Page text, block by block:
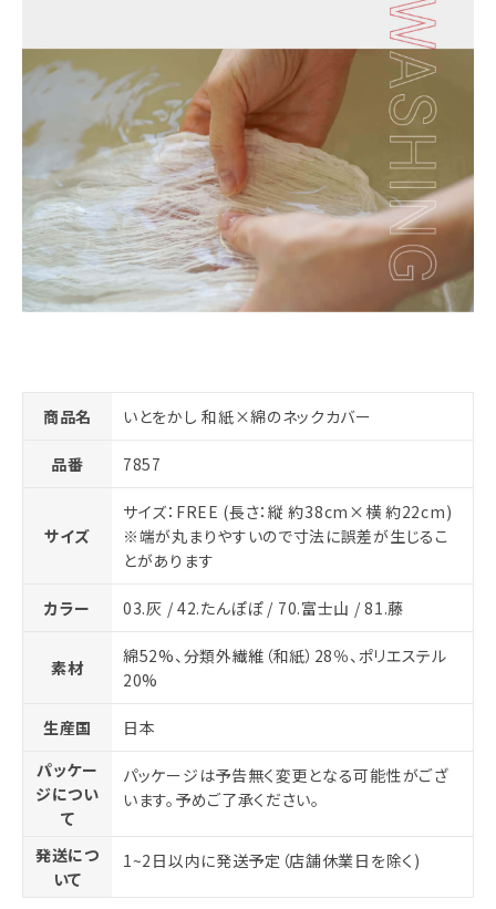
商品名 いとをかし 和紙×綿のネックカバー
品番 7857
サイズ
サイズ：FREE (長さ：縦 約38cm×横 約22cm)
※端が丸まりやすいので寸法に誤差が生じるこ
とがあります
カラー 03.灰 / 42.たんぽぽ / 70.富士山 / 81.藤
素材
綿52%、分類外繊維（和紙）28％、ポリエステル
20%
生産国
日本
パッケー
ジについ
て
パッケージは予告無く変更となる可能性がござ
います。予めご了承ください。
発送につ
いて
1~2日以内に発送予定（店舗休業日を除く)